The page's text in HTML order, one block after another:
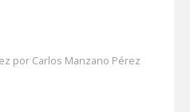
por Carlos Manzano Pérez